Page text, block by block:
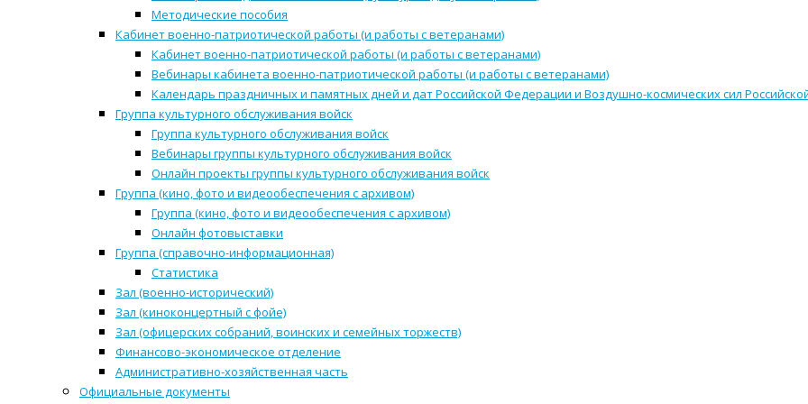
Методические пособия
Кабинет военно-патриотической работы (и работы с ветеранами)
Кабинет военно-патриотической работы (и работы с ветеранами)
Вебинары кабинета военно-патриотической работы (и работы с ветеранами)
Календарь праздничных и памятных дней и дат Российской Федерации и Воздушно-космических сил
Группа культурного обслуживания войск
Группа культурного обслуживания войск
Вебинары группы культурного обслуживания войск
Онлайн проекты группы культурного обслуживания войск
Группа (кино, фото и видеообеспечения с архивом)
Группа (кино, фото и видеообеспечения с архивом)
Онлайн фотовыставки
Группа (справочно-информационная)
Статистика
Зал (военно-исторический)
Зал (киноконцертный с фойе)
Зал (офицерских собраний, воинских и семейных торжеств)
Финансово-экономическое отделение
Административно-хозяйственная часть
Официальные документы